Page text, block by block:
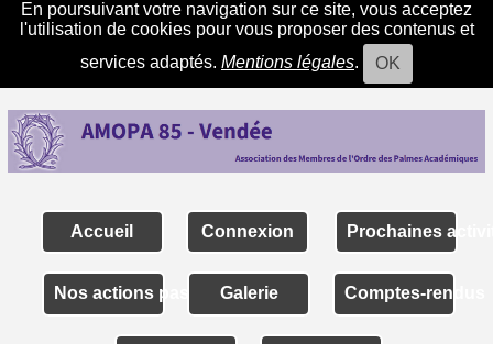
En poursuivant votre navigation sur ce site, vous acceptez
l'utilisation de cookies pour vous proposer des contenus et
services adaptés. Mentions légales. OK
Accueil Connexion Prochaines
Nos actions passéesGalerie Comptes-rendus